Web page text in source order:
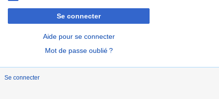
Se connecter
Aide pour se connecter
Mot de passe oublié ?
Se connecter